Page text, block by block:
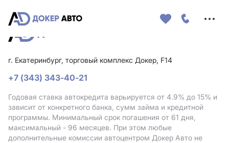
г. Екатеринбург, торговый комплекс Докер, F14
+7 (343) 343-40-21
Годовая ставка автокредита варьируется от 4.9% до 15% и
зависит от конкретного банка, сумм займа и кредитной
программы. Минимальный срок погашения от 61 дня,
максимальный - 96 месяцев. При этом любые
дополнительные комиссии автоцентром Докер Авто не